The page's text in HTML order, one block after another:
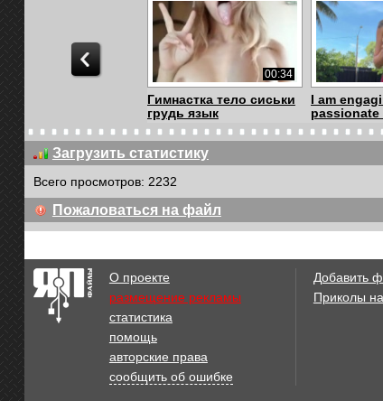
00:34
Гимнастка тело сиськи
грудь язык
I am
passionate
00:19
1776031406249
В Америке можно
продать всё Даже че...
Загрузить статистику
Всего просмотров: 2232
Пожаловаться на файл
О проекте
размещение рекламы
статистика
помощь
авторские права
сообщить об ошибке
Добавить
Приколы